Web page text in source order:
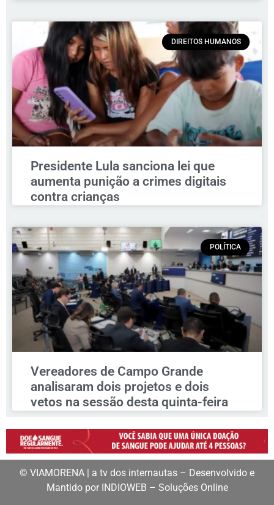
DIREITOS HUMANOS
Presidente Lula sanciona lei que
aumenta punição a crimes digitais
contra crianças
POLÍTICA
Vereadores de Campo Grande
analisaram dois projetos e dois
vetos na sessão desta quinta-feira
© VIAMORENA | a tv dos internautas – Desenvolvido e
Mantido por INDIOWEB – Soluções Online